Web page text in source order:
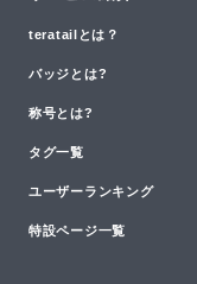
teratailとは？
バッジとは?
称号とは?
タグ一覧
ユーザーランキング
特設ページ一覧